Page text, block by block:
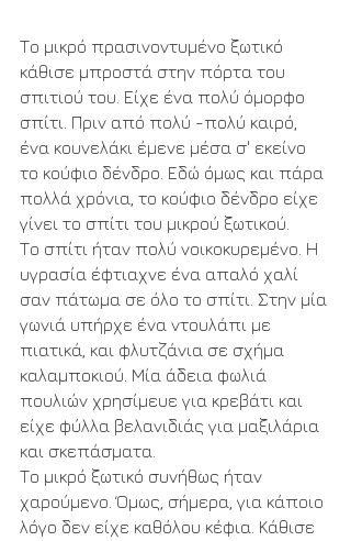
Το μικρό πρασινοντυμένο ξωτικό
κάθισε μπροστά στην πόρτα του
σπιτιού του. Είχε ένα πολύ όμορφο
σπίτι. Πριν από πολύ -πολύ καιρό,
ένα κουνελάκι έμενε μέσα σ' εκείνο
το κούφιο δένδρο. Εδώ όμως και πάρα
πολλά χρόνια, το κούφιο δένδρο είχε
γίνει το σπίτι του μικρού ξωτικού.
Το σπίτι ήταν πολύ νοικοκυρεμένο. Η
υγρασία έφτιαχνε ένα απαλό χαλί
σαν πάτωμα σε όλο το σπίτι. Στην μία
γωνιά υπήρχε ένα ντουλάπι με
πιατικά, και φλυτζάνια σε σχήμα
καλαμποκιού. Μία άδεια φωλιά
πουλιών χρησίμευε για κρεβάτι και
είχε φύλλα βελανιδιάς για μαξιλάρια
και σκεπάσματα.
Το μικρό ξωτικό συνήθως ήταν
χαρούμενο. Όμως, σήμερα, για κάποιο
λόγο δεν είχε καθόλου κέφια. Κάθισε